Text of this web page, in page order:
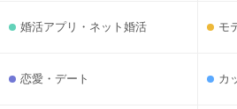
婚活アプリ・ネット婚活 モ
恋愛・デート カ